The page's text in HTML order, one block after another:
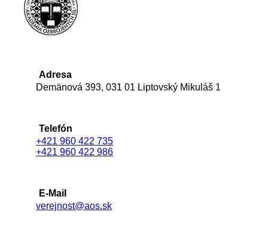
Adresa
Demänová 393, 031 01 Liptovský Mikuláš 1
Telefón
+421 960 422 735
+421 960 422 986
E-Mail
verejnost@aos.sk